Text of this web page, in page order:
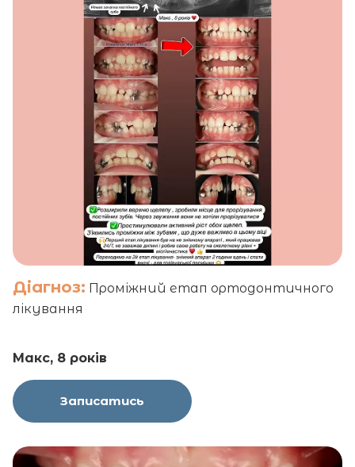
Діагноз: Проміжний етап ортодонтичного
лікування
Макс, 8 років
Записатись